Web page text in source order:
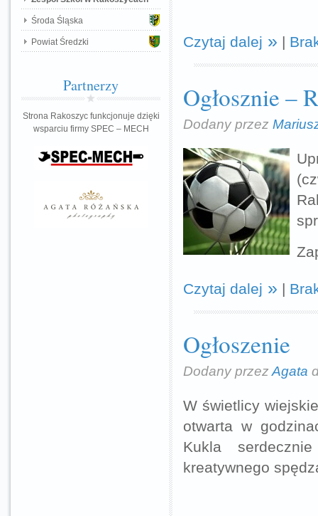
Czytaj dalej |
Ogłosznie –
Dodany przez
Czytaj dalej |
Ogłoszenie
Dodany przez Agata
W świetlicy
otwarta w
Kukla
kreatywnego
Środa Śląska
Powiat Średzki
Partnerzy
Strona Rakoszyc funkcjonuje dzięki
wsparciu firmy SPEC – MECH